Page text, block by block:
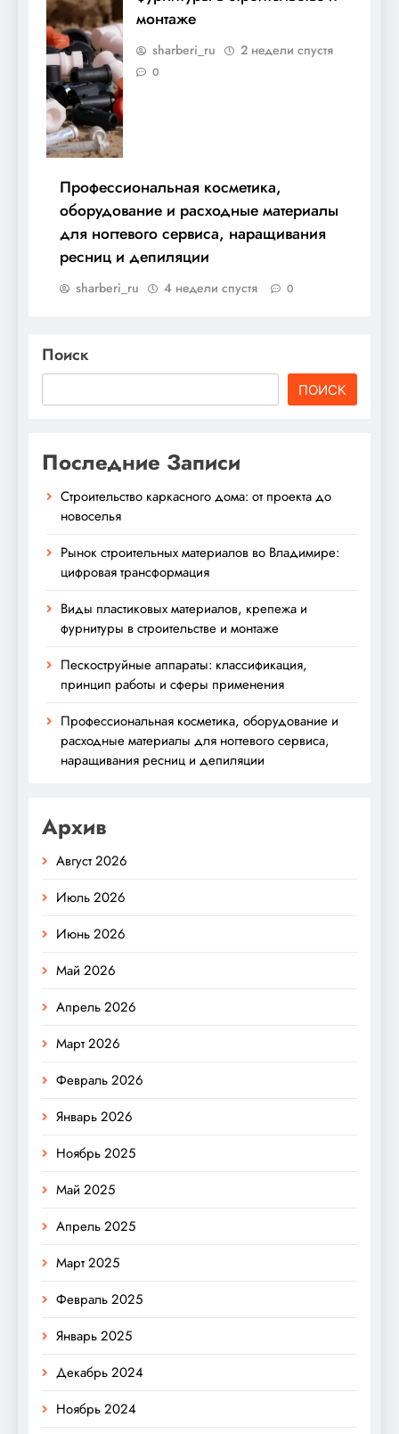
монтаже
sharberi_ru 2 недели спустя
0
Профессиональная косметика,
оборудование и расходные материалы
для ногтевого сервиса, наращивания
ресниц и депиляции
sharberi_ru 4 недели спустя 0
Поиск
ПОИСК
Последние Записи
Строительство каркасного дома: от проекта до
новоселья
Рынок строительных материалов во Владимире:
цифровая трансформация
Виды пластиковых материалов, крепежа и
фурнитуры в строительстве и монтаже
Пескоструйные аппараты: классификация,
принцип работы и сферы применения
Профессиональная косметика, оборудование и
расходные материалы для ногтевого сервиса,
наращивания ресниц и депиляции
Архив
Август 2026
Июль 2026
Июнь 2026
Май 2026
Апрель 2026
Март 2026
Февраль 2026
Январь 2026
Ноябрь 2025
Май 2025
Апрель 2025
Март 2025
Февраль 2025
Январь 2025
Декабрь 2024
Ноябрь 2024